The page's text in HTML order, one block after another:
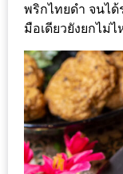
ใน
เชียงใหม่
หนาว
นัก
ใช่
ไหม?
แวะ
พริกไทยดำ จนไ
มือเดียวยังยกไม่